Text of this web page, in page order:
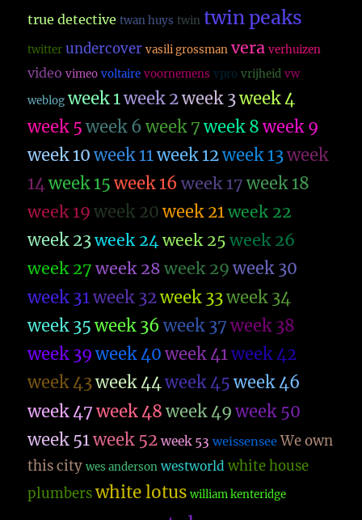
true detective twan huys twin twin peaks
twitter undercover vasili grossman vera verhuizen
video vimeo voltaire voornemens vpro vrijheid vw
weblog week 1week 2week 3week 4
week 5 week 6 week 7 week 8 week 9
week 10 week 11week 12week 13week
14week 15 week 16 week 17 week 18
week 19 week 20 week 21week 22
week 23week 24week 25 week 26
week 27 week 28 week 29 week 30
week 31week 32week 33week 34
week 35 week 36 week 37 week 38
week 39 week 40 week 41week 42
week 43week 44week 45 week 46
week 47 week 48 week 49 week 50
week 51week 52 week 53 weissensee We own
this city wes anderson westworld white house
plumbers white lotus william kenteridge